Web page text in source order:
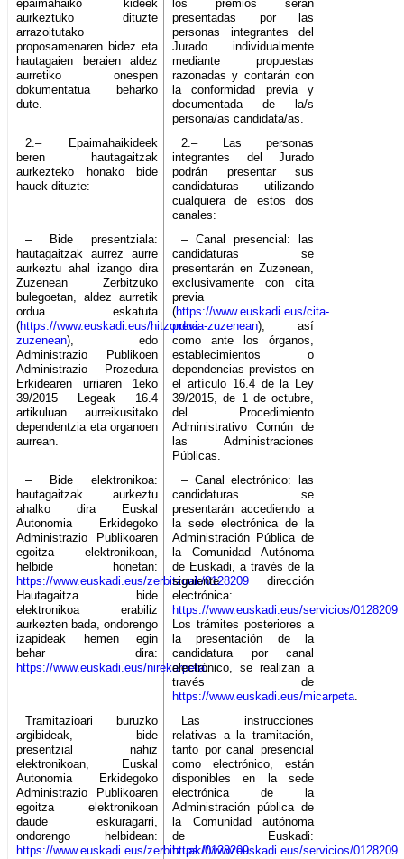
epaimahaiko kideek
aurkeztuko dituzte
arrazoitutako
proposamenaren bidez eta
hautagaien beraien aldez
aurretiko onespen
dokumentatua beharko
dute.
los premios serán
presentadas por las
personas integrantes del
Jurado individualmente
mediante propuestas
razonadas y contarán con
la conformidad previa y
documentada de la/s
persona/as candidata/as.
2.– Epaimahaikideek
beren hautagaitzak
aurkezteko honako bide
hauek dituzte:
2.– Las personas
integrantes del Jurado
podrán presentar sus
candidaturas utilizando
cualquiera de estos dos
canales:
– Bide presentziala:
hautagaitzak aurrez aurre
aurkeztu ahal izango dira
Zuzenean Zerbitzuko
bulegoetan, aldez aurretik
ordua eskatuta
(https://www.euskadi.eus/hitzordua-
zuzenean), edo
Administrazio Publikoen
Administrazio Prozedura
Erkidearen urriaren 1eko
39/2015 Legeak 16.4
artikuluan aurreikusitako
dependentzia eta organoen
aurrean.
– Canal presencial: las
candidaturas se
presentarán en Zuzenean,
exclusivamente con cita
previa
(https://www.euskadi.eus/cita-
previa-zuzenean), así
como ante los órganos,
establecimientos o
dependencias previstos en
el artículo 16.4 de la Ley
39/2015, de 1 de octubre,
del Procedimiento
Administrativo Común de
las Administraciones
Públicas.
– Bide elektronikoa:
hautagaitzak aurkeztu
ahalko dira Euskal
Autonomia Erkidegoko
Administrazio Publikoaren
egoitza elektronikoan,
helbide honetan:
https://www.euskadi.eus/zerbitzuak/0128209
Hautagaitza bide
elektronikoa erabiliz
aurkezten bada, ondorengo
izapideak hemen egin
behar dira:
https://www.euskadi.eus/nirekarpeta.
– Canal electrónico: las
candidaturas se
presentarán accediendo a
la sede electrónica de la
Administración Pública de
la Comunidad Autónoma
de Euskadi, a través de la
siguiente dirección
electrónica:
https://www.euskadi.eus/servicios/0128209
Los trámites posteriores a
la presentación de la
candidatura por canal
electrónico, se realizan a
través de
https://www.euskadi.eus/micarpeta.
Tramitazioari buruzko
argibideak, bide
presentzial nahiz
elektronikoan, Euskal
Autonomia Erkidegoko
Administrazio Publikoaren
egoitza elektronikoan
daude eskuragarri,
ondorengo helbidean:
https://www.euskadi.eus/zerbitzuak/0128209
Las instrucciones
relativas a la tramitación,
tanto por canal presencial
como electrónico, están
disponibles en la sede
electrónica de la
Administración pública de
la Comunidad autónoma
de Euskadi:
https://www.euskadi.eus/servicios/0128209